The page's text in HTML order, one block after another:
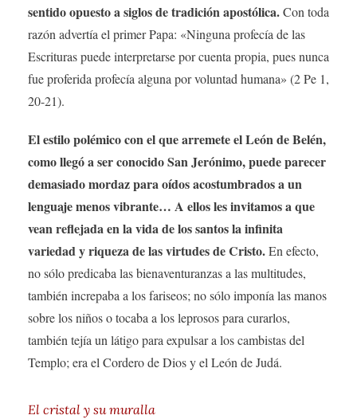
sentido opuesto a siglos de tradición apostólica.Con toda
razón advertía el primer Papa: «Ninguna profecía de las
Escrituras puede interpretarse por cuenta propia, pues nunca
fue proferida profecía alguna por voluntad humana» (2 Pe 1,
20-21).
El estilo polémico con el que arremete el León de Belén,
como llegó a ser conocido San Jerónimo, puede parecer
demasiado mordaz para oídos acostumbrados a un
lenguaje menos vibrante… A ellos les invitamos a que
vean reflejada en la vida de los santos la infinita
variedad y riqueza de las virtudes de Cristo.En efecto,
no sólo predicaba las bienaventuranzas a las multitudes,
también increpaba a los fariseos; no sólo imponía las manos
sobre los niños o tocaba a los leprosos para curarlos,
también tejía un látigo para expulsar a los cambistas del
Templo; era el Cordero de Dios y el León de Judá.
El cristal y su muralla